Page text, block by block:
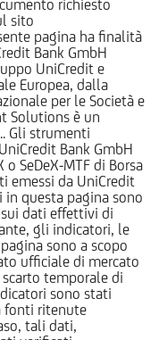
richiesto
sito
pagina ha finalità
Bank GmbH
UniCredit e
Europea, dalla
per le Società e
Solutions è un
Gli strumenti
Bank GmbH
SeDeX-MTF di Borsa
emessi da UniCredit
in questa pagina sono
dati effettivi di
gli indicatori, le
sono a scopo
ufficiale di mercato
temporale di
sono stati
fonti ritenute
tali dati,